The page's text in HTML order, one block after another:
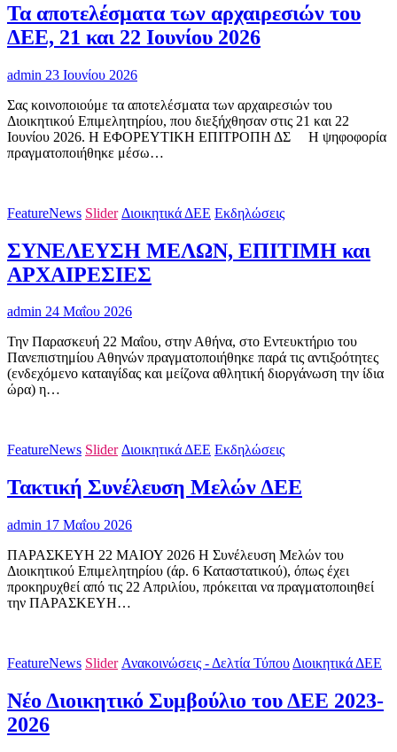
Τα αποτελέσματα των αρχαιρεσιών του
ΔΕΕ, 21 και 22 Ιουνίου 2026
admin 23 Ιουνίου 2026
Σας κοινοποιούμε τα αποτελέσματα των αρχαιρεσιών του
Διοικητικού Επιμελητηρίου, που διεξήχθησαν στις 21 και 22
Ιουνίου 2026. Η ΕΦΟΡΕΥΤΙΚΗ ΕΠΙΤΡΟΠΗ ΔΣ H ψηφοφορία
πραγματοποιήθηκε μέσω…
FeatureNews Slider Διοικητικά ΔΕΕ Εκδηλώσεις
ΣΥΝΕΛΕΥΣΗ ΜΕΛΩΝ, ΕΠΙΤΙΜΗ και
ΑΡΧΑΙΡΕΣΙΕΣ
admin 24 Μαΐου 2026
Την Παρασκευή 22 Μαΐου, στην Αθήνα, στο Εντευκτήριο του
Πανεπιστημίου Αθηνών πραγματοποιήθηκε παρά τις αντιξοότητες
(ενδεχόμενο καταιγίδας και μείζονα αθλητική διοργάνωση την ίδια
ώρα) η…
FeatureNews Slider Διοικητικά ΔΕΕ Εκδηλώσεις
Τακτική Συνέλευση Μελών ΔΕΕ
admin 17 Μαΐου 2026
ΠΑΡΑΣΚΕΥΗ 22 ΜΑΙΟΥ 2026 Η Συνέλευση Μελών του
Διοικητικού Επιμελητηρίου (άρ. 6 Καταστατικού), όπως έχει
προκηρυχθεί από τις 22 Απριλίου, πρόκειται να πραγματοποιηθεί
την ΠΑΡΑΣΚΕΥΗ…
FeatureNews Slider Ανακοινώσεις - Δελτία Τύπου Διοικητικά ΔΕΕ
Νέο Διοικητικό Συμβούλιο του ΔΕΕ 2023-
2026